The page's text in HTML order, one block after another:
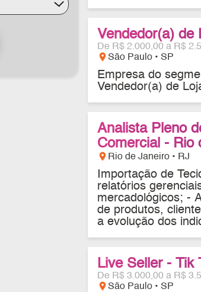
Vendedor(a) de
De R$ 2.000,00 a R$
location_onSão Paulo • SP
Empresa do
Vendedor(a) de
Analista Pleno
Comercial - Rio
location_on Rio de Janeiro • RJ
Importação de
relatórios
mercadológicos; -
de produtos,
a evolução dos
Live Seller - Tik
De R$ 3.000,00 a R$
location_onSão Paulo • SP